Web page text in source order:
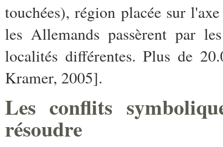
touchées), région placée sur
les Allemands passèrent par
localités différentes. Plus de
Kramer, 2005].
Les conflits
résoudre